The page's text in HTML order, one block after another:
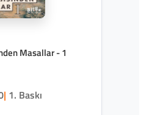
Masallar - 1
| 1. Baskı